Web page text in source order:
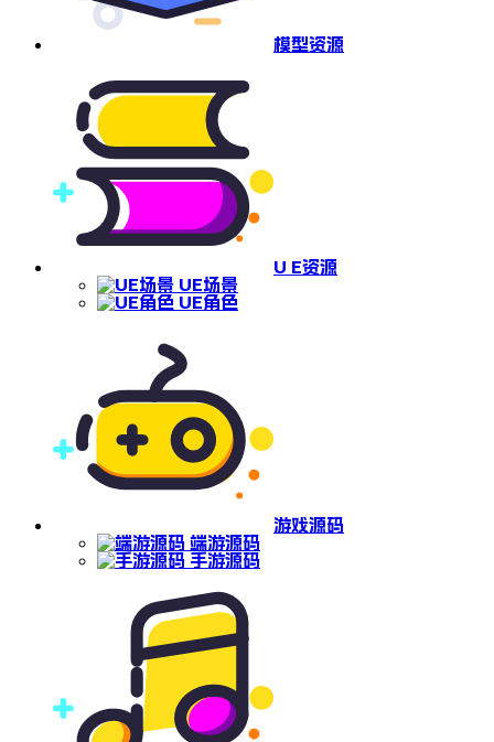
模型资源
U E资源
UE场景
UE角色
游戏源码
端游源码
手游源码